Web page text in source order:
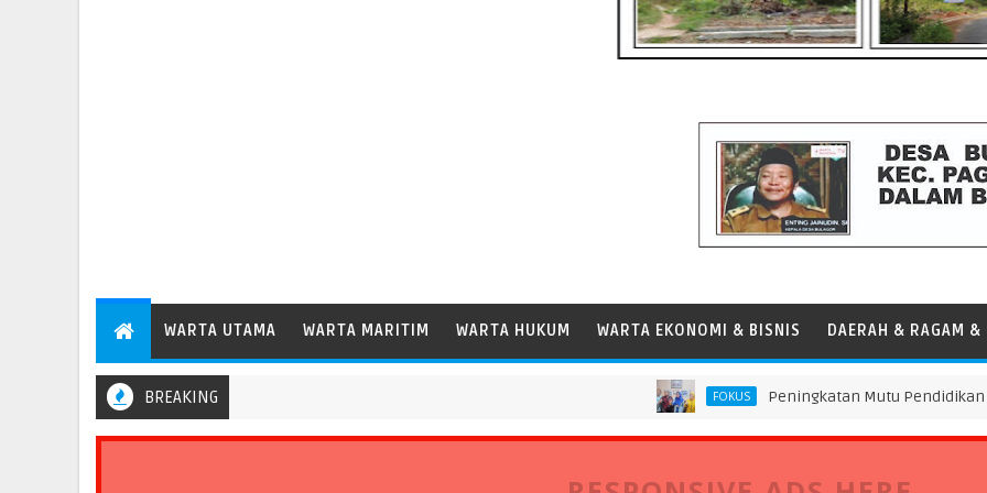
WARTA UTAMA WARTA MARITIM WARTA HUKUM WARTA EKONOMI & BISNIS DAERAH & RAGAM &
BREAKING FOKUS Peningkatan Mutu Pendidikan di SMP
Perkuat Peran Pelabuhan bagi Perekonomian Daerah